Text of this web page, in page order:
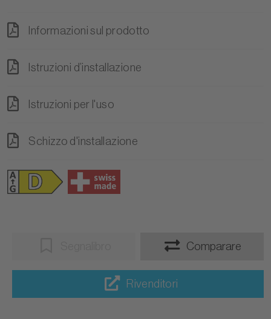
Informazioni sul prodotto
Istruzioni d’installazione
Istruzioni per l'uso
Schizzo d'installazione
Comparare
Rivenditori